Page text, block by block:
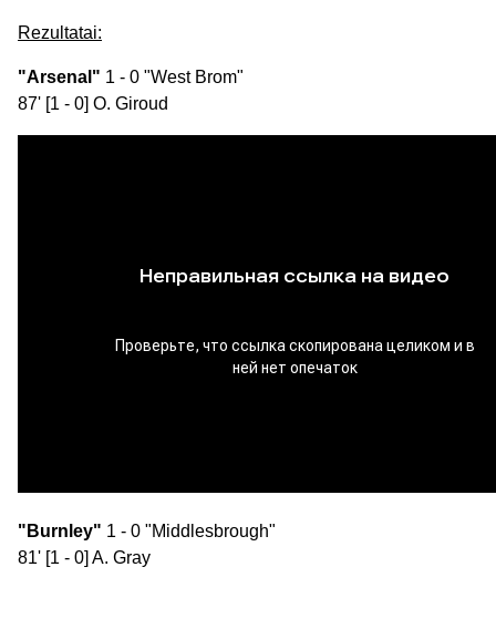
Rezultatai:
"Arsenal" 1 - 0 "West Brom"
87' [1 - 0] O. Giroud
"Burnley" 1 - 0 "Middlesbrough"
81' [1 - 0] A. Gray